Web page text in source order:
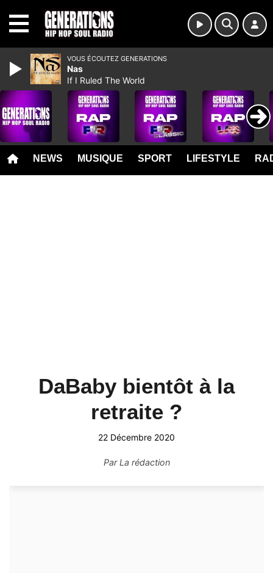
NEWS MUSIQUE SPORT LIFESTYLE
DaBaby bientôt à la
retraite ?
22 Décembre 2020
ParLa rédaction
VOUS ÉCOUTEZ GENERATIONS
Nas
If I Ruled The World